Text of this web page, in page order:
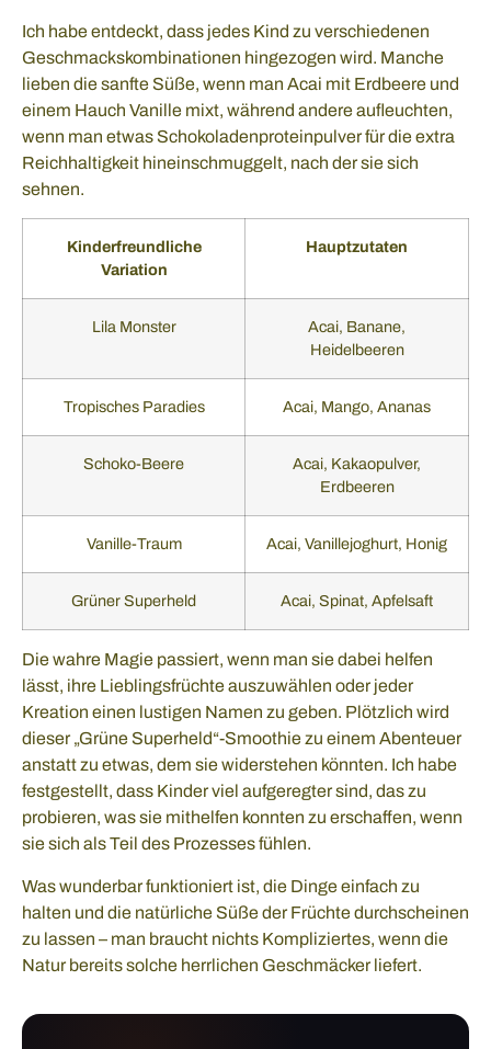
Ich habe entdeckt, dass jedes Kind zu verschiedenen
Geschmackskombinationen hingezogen wird. Manche
lieben die sanfte Süße, wenn man Acai mit Erdbeere und
einem Hauch Vanille mixt, während andere aufleuchten,
wenn man etwas Schokoladenproteinpulver für die extra
Reichhaltigkeit hineinschmuggelt, nach der sie sich
sehnen.
Kinderfreundliche
Variation
Hauptzutaten
Lila Monster
Acai, Banane,
Heidelbeeren
Tropisches Paradies Acai, Mango, Ananas
Schoko-Beere
Acai, Kakaopulver,
Erdbeeren
Vanille-Traum Acai, Vanillejoghurt, Honig
Grüner Superheld Acai, Spinat, Apfelsaft
Die wahre Magie passiert, wenn man sie dabei helfen
lässt, ihre Lieblingsfrüchte auszuwählen oder jeder
Kreation einen lustigen Namen zu geben. Plötzlich wird
dieser „Grüne Superheld“-Smoothie zu einem Abenteuer
anstatt zu etwas, dem sie widerstehen könnten. Ich habe
festgestellt, dass Kinder viel aufgeregter sind, das zu
probieren, was sie mithelfen konnten zu erschaffen, wenn
sie sich als Teil des Prozesses fühlen.
Was wunderbar funktioniert ist, die Dinge einfach zu
halten und die natürliche Süße der Früchte durchscheinen
zu lassen – man braucht nichts Kompliziertes, wenn die
Natur bereits solche herrlichen Geschmäcker liefert.